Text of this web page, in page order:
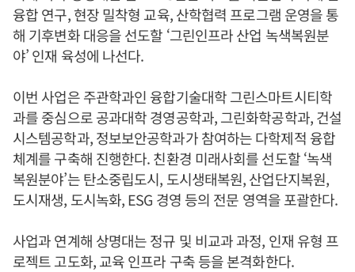
융합 연구, 현장 밀착형 교육, 산학협력 프로그램 운영을 통
해 기후변화 대응을 선도할 ‘그린인프라 산업 녹색복원분
야’ 인재 육성에 나선다.
이번 사업은 주관학과인 융합기술대학 그린스마트시티학
과를 중심으로 공과대학 경영공학과, 그린화학공학과, 건설
시스템공학과, 정보보안공학과가 참여하는 다학제적 융합
체계를 구축해 진행한다. 친환경 미래사회를 선도할 ‘녹색
복원분야’는 탄소중립도시, 도시생태복원, 산업단지복원,
도시재생, 도시녹화, ESG 경영 등의 전문 영역을 포괄한다.
사업과 연계해 상명대는 정규 및 비교과 과정, 인재 유형 프
로젝트 고도화, 교육 인프라 구축 등을 본격화한다.